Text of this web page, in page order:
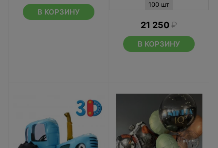
В КОРЗИНУ
100 шт
21 250 ₽
В КОРЗИНУ